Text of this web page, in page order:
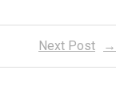
Next Post